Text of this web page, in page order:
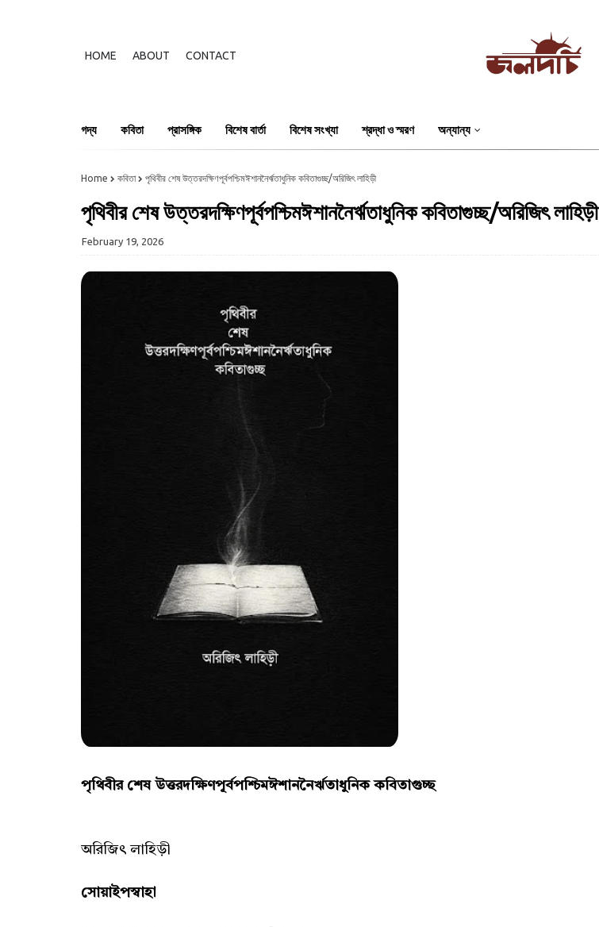
HOME ABOUT CONTACT
গদ্য কবিতা প্রাসঙ্গিক বিশেষ বার্তা বিশেষ সংখ্যা শ্রদ্ধা ও স্মরণ অন্যান্য
Home কবিতা পৃথিবীর শেষ উত্তরদক্ষিণপূর্বপশ্চিমঈশাননৈর্ঋতাধুনিক কবিতাগুচ্ছ/অরিজিৎ লাহিড়ী
পৃথিবীর শেষ উত্তরদক্ষিণপূর্বপশ্চিমঈশাননৈর্ঋতাধুনিক কবিতাগুচ্ছ/অরিজিৎ লাহিড়ী
February 19, 2026
পৃথিবীর শেষ উত্তরদক্ষিণপূর্বপশ্চিমঈশাননৈর্ঋতাধুনিক কবিতাগুচ্ছ
অরিজিৎ লাহিড়ী
সোয়াইপস্বাহা